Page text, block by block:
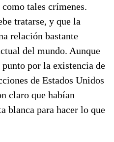
tales crímenes.
tratarse, y que la
relación bastante
del mundo. Aunque
por la existencia de
de Estados Unidos
claro que habían
blanca para hacer lo que